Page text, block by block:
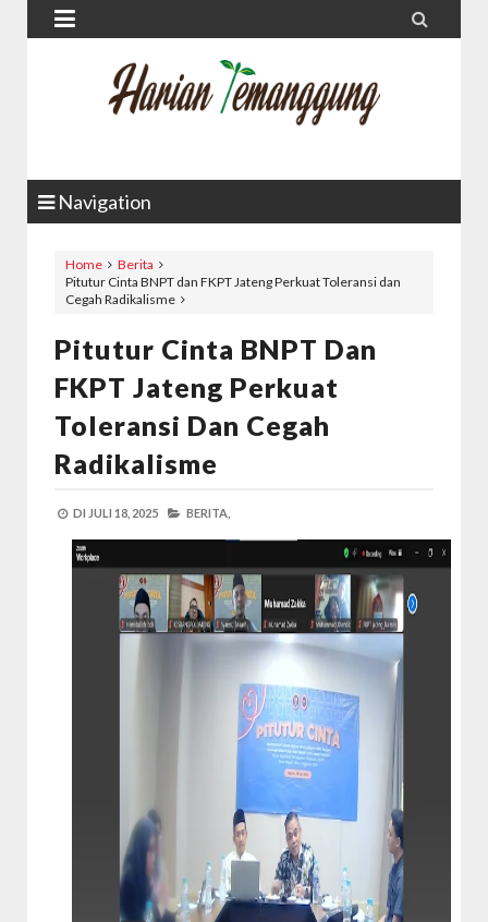
 
Navigation
Home
Berita
Pitutur Cinta BNPT dan FKPT Jateng Perkuat Toleransi dan
Cegah Radikalisme
Pitutur Cinta BNPT Dan
FKPT Jateng Perkuat
Toleransi Dan Cegah
Radikalisme
DI JULI 18, 2025 BERITA,